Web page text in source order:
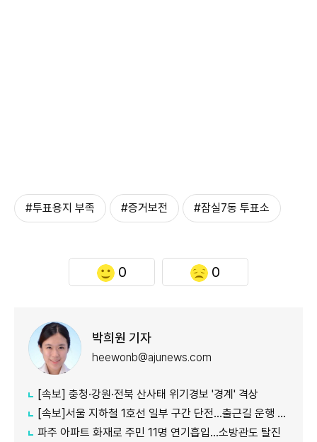
#투표용지 부족 #증거보전 #잠실7동 투표소
0 0
박희원 기자
heewonb@ajunews.com
[속보] 충청·강원·전북 산사태 위기경보 '경계' 격상
[속보]서울 지하철 1호선 일부 구간 단전…출근길 운행 지연
파주 아파트 화재로 주민 11명 연기흡입…소방관도 탈진